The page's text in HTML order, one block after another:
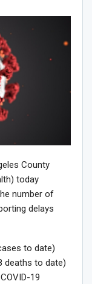
County
today
number of
delays
to date)
deaths to date)
19